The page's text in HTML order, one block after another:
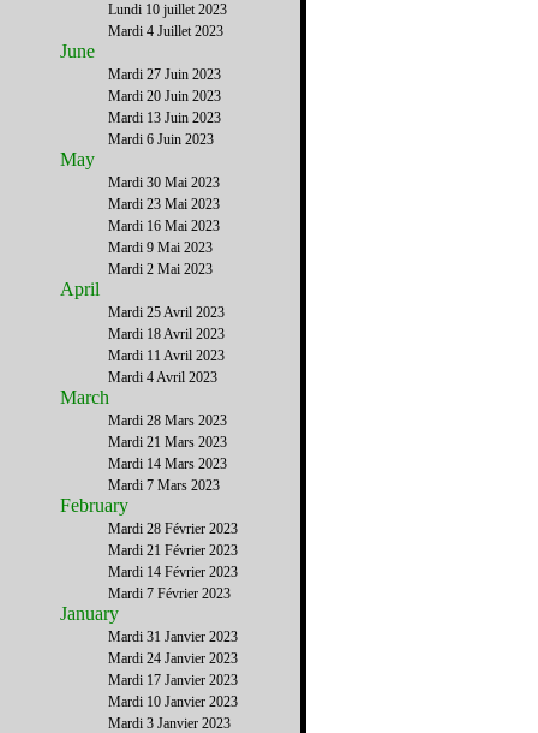
Lundi 10 juillet 2023
Mardi 4 Juillet 2023
June
Mardi 27 Juin 2023
Mardi 20 Juin 2023
Mardi 13 Juin 2023
Mardi 6 Juin 2023
May
Mardi 30 Mai 2023
Mardi 23 Mai 2023
Mardi 16 Mai 2023
Mardi 9 Mai 2023
Mardi 2 Mai 2023
April
Mardi 25 Avril 2023
Mardi 18 Avril 2023
Mardi 11 Avril 2023
Mardi 4 Avril 2023
March
Mardi 28 Mars 2023
Mardi 21 Mars 2023
Mardi 14 Mars 2023
Mardi 7 Mars 2023
February
Mardi 28 Février 2023
Mardi 21 Février 2023
Mardi 14 Février 2023
Mardi 7 Février 2023
January
Mardi 31 Janvier 2023
Mardi 24 Janvier 2023
Mardi 17 Janvier 2023
Mardi 10 Janvier 2023
Mardi 3 Janvier 2023